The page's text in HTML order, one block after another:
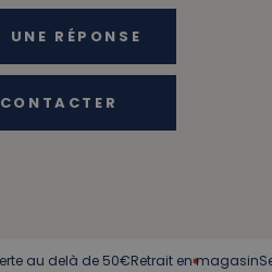
UNE RÉPONSE
delà de 50€Retrait en magasinService